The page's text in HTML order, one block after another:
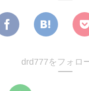
drd777をフォロ